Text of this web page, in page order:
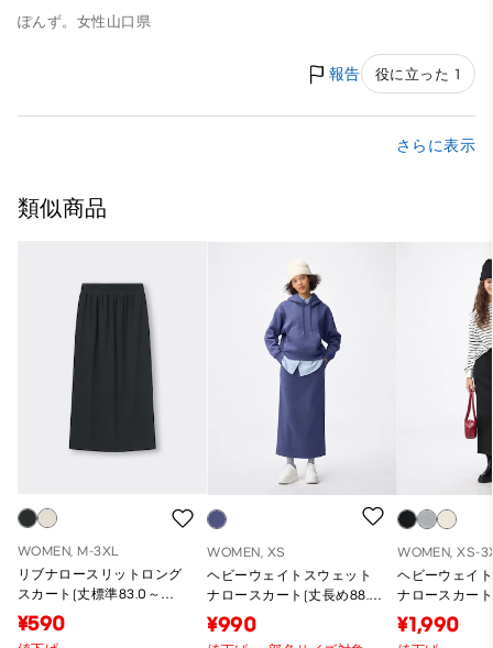
ぽんず。 女性 山口県
報告 役に立った 1
さらに表示
類似商品
WOMEN, M-3XL
リブナロースリットロング
スカート(丈標準83.0～
90.0cm)
¥590
WOMEN, XS
ヘビーウェイトスウェット
ナロースカート(丈長め88.5
～95.5cm)
¥990
WOMEN, XS-
ヘビーウェイ
ナロースカー
～95.5cm)
¥1,990